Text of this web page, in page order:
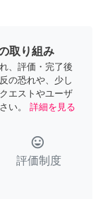
取り組み
、評価・完了後
の恐れや、少し
エストやユーザ
い。
詳細を見る
tag_faces
評価制度